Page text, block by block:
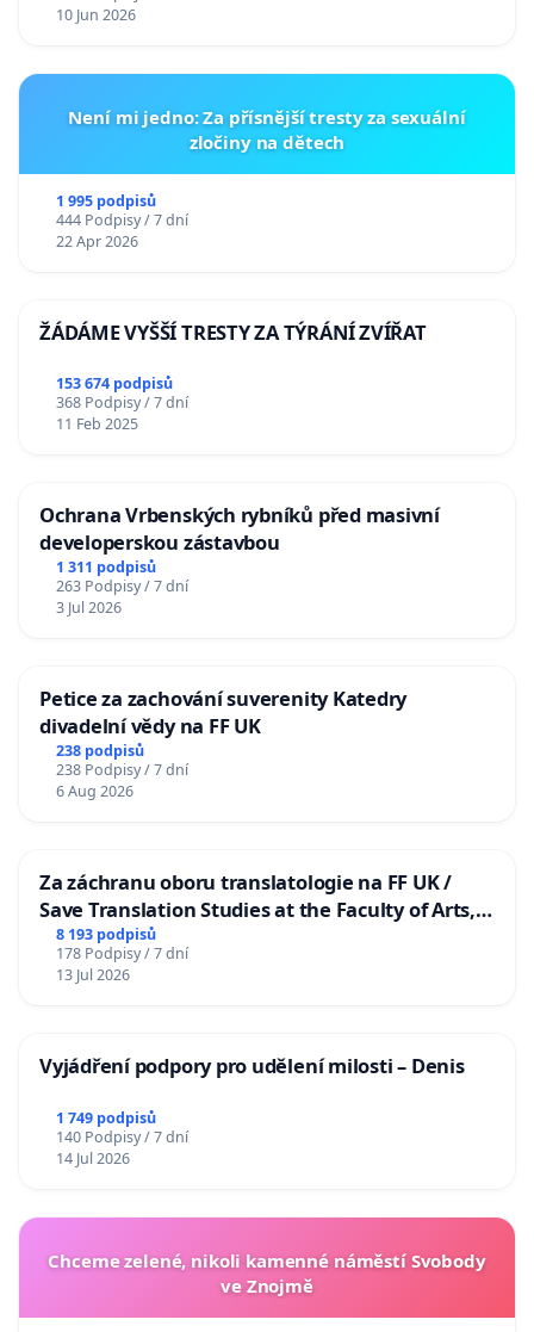
10 Jun 2026
Není mi jedno: Za přísnější tresty za sexuální
zločiny na dětech
1 995 podpisů
444 Podpisy / 7 dní
22 Apr 2026
ŽÁDÁME VYŠŠÍ TRESTY ZA TÝRÁNÍ ZVÍŘAT
153 674 podpisů
368 Podpisy / 7 dní
11 Feb 2025
Ochrana Vrbenských rybníků před masivní
developerskou zástavbou
1 311 podpisů
263 Podpisy / 7 dní
3 Jul 2026
Petice za zachování suverenity Katedry
divadelní vědy na FF UK
238 podpisů
238 Podpisy / 7 dní
6 Aug 2026
Za záchranu oboru translatologie na FF UK /
Save Translation Studies at the Faculty of Arts,
Charles University
8 193 podpisů
178 Podpisy / 7 dní
13 Jul 2026
Vyjádření podpory pro udělení milosti – Denis
1 749 podpisů
140 Podpisy / 7 dní
14 Jul 2026
Chceme zelené, nikoli kamenné náměstí Svobody
ve Znojmě